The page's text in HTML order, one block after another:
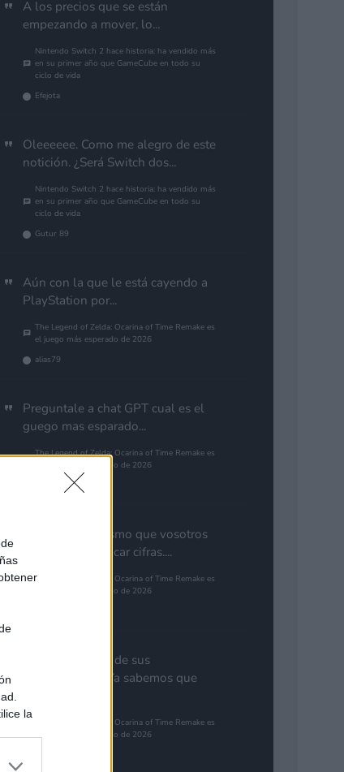
la
A los precios que se están
empezando a mover, lo...
Nintendo Switch 2 hace historia: ha vendido más
en su primer año que GameCube en todo su
ciclo de vida
Efejota
Oleeeeee. Como me alegro de este
notición. ¿Será Switch dos...
Nintendo Switch 2 hace historia: ha vendido más
en su primer año que GameCube en todo su
ciclo de vida
Gutur 89
Aún con la que le está cayendo a
PlayStation por...
The Legend of Zelda: Ocarina of Time Remake es
el juego más esperado de 2026
alias79
Preguntale a chat GPT cual es el
guego mas esparado...
The Legend of Zelda: Ocarina of Time Remake es
el juego más esperado de 2026
Yo pienso lo mismo que vosotros
de GTA. Cuantificar cifras....
The Legend of Zelda: Ocarina of Time Remake es
el juego más esperado de 2026
Nota aclaratoria de sus
responsables: "Ya sabemos que
The Legend of Zelda: Ocarina of Time Remake es
el juego más esperado de 2026